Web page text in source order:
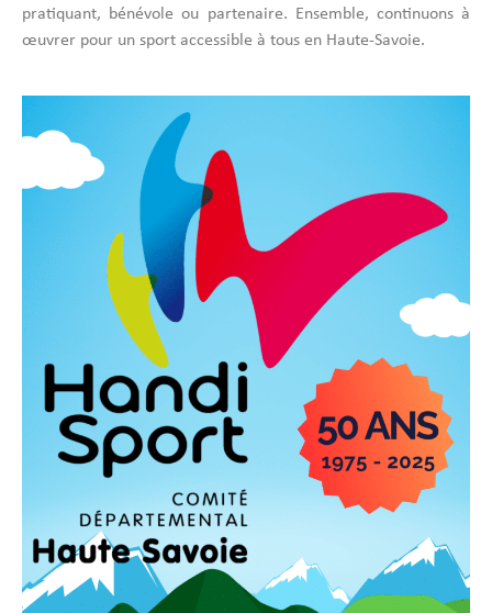
pratiquant, bénévole ou partenaire. Ensemble, continuons à
œuvrer pour un sport accessible à tous en Haute-Savoie.